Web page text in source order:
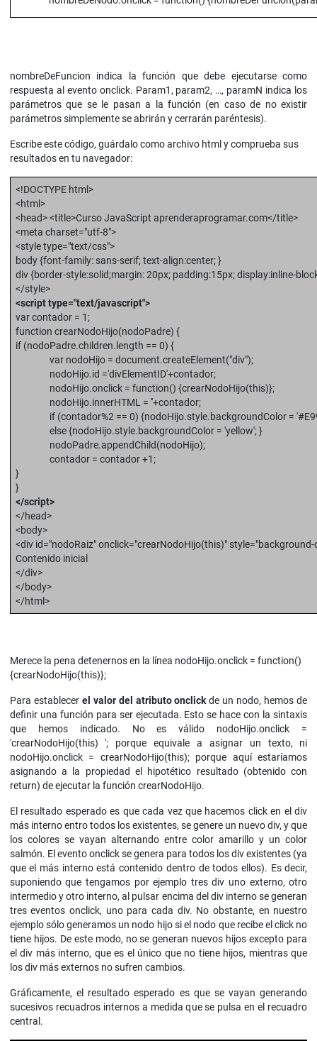
nombreDeFuncion indica la función que debe ejecutarse como
respuesta al evento onclick. Param1, param2, …, paramN indica los
parámetros que se le pasan a la función (en caso de no existir
parámetros simplemente se abrirán y cerrarán paréntesis).
Escribe este código, guárdalo como archivo html y comprueba sus
resultados en tu navegador:
<!DOCTYPE html>
<html>
<head> <title>Curso JavaScript aprenderaprogramar.com</title>
<meta charset="utf-8">
<style type="text/css">
body {font-family: sans-serif; text-align:center; }
div {border-style:solid;margin: 20px; padding:15px; display:inline-
</style>
<script type="text/javascript">
var contador = 1;
function crearNodoHijo(nodoPadre) {
if (nodoPadre.children.length == 0) {
var nodoHijo = document.createElement("div");
nodoHijo.id ='divElementID'+contador;
nodoHijo.onclick = function() {crearNodoHijo(this)};
nodoHijo.innerHTML = ''+contador;
if (contador%2 == 0) {nodoHijo.style.backgroundColor =
else {nodoHijo.style.backgroundColor = 'yellow'; }
nodoPadre.appendChild(nodoHijo);
contador = contador +1;
}
}
</script>
</head>
<body>
<div id="nodoRaiz" onclick="crearNodoHijo(this)" style="background-
Contenido inicial
</div>
</body>
</html>
Merece la pena detenernos en la línea nodoHijo.onclick = function()
{crearNodoHijo(this)};
Para establecer el valor del atributo onclick de un nodo, hemos de
definir una función para ser ejecutada. Esto se hace con la sintaxis
que hemos indicado. No es válido nodoHijo.onclick =
'crearNodoHijo(this) '; porque equivale a asignar un texto, ni
nodoHijo.onclick = crearNodoHijo(this); porque aquí estaríamos
asignando a la propiedad el hipotético resultado (obtenido con
return) de ejecutar la función crearNodoHijo.
El resultado esperado es que cada vez que hacemos click en el div
más interno entro todos los existentes, se genere un nuevo div, y que
los colores se vayan alternando entre color amarillo y un color
salmón. El evento onclick se genera para todos los div existentes (ya
que el más interno está contenido dentro de todos ellos). Es decir,
suponiendo que tengamos por ejemplo tres div uno externo, otro
intermedio y otro interno, al pulsar encima del div interno se generan
tres eventos onclick, uno para cada div. No obstante, en nuestro
ejemplo sólo generamos un nodo hijo si el nodo que recibe el click no
tiene hijos. De este modo, no se generan nuevos hijos excepto para
el div más interno, que es el único que no tiene hijos, mientras que
los div más externos no sufren cambios.
Gráficamente, el resultado esperado es que se vayan generando
sucesivos recuadros internos a medida que se pulsa en el recuadro
central.